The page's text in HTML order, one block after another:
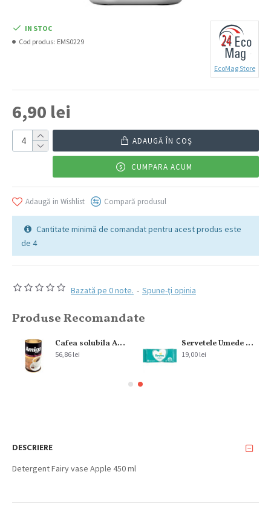
Bazată pe 0 note. - Spune-ţi opinia
6,90 lei
IN STOC
Cod produs: EMS0229
EcoMag Store
ADAUGĂ ÎN COŞ
CUMPARA ACUM
Adaugă in Wishlist Compară produsul
Cantitate minimă de comandat pentru acest produs este
de 4
Produse Recomandate
Cafea solubila Amigo 300 g
56,86 lei
Servetele Umede Pampers Sensitive Fragrance Free, 2×52 Buc
19,00 lei
DESCRIERE
Detergent Fairy vase Apple 450 ml